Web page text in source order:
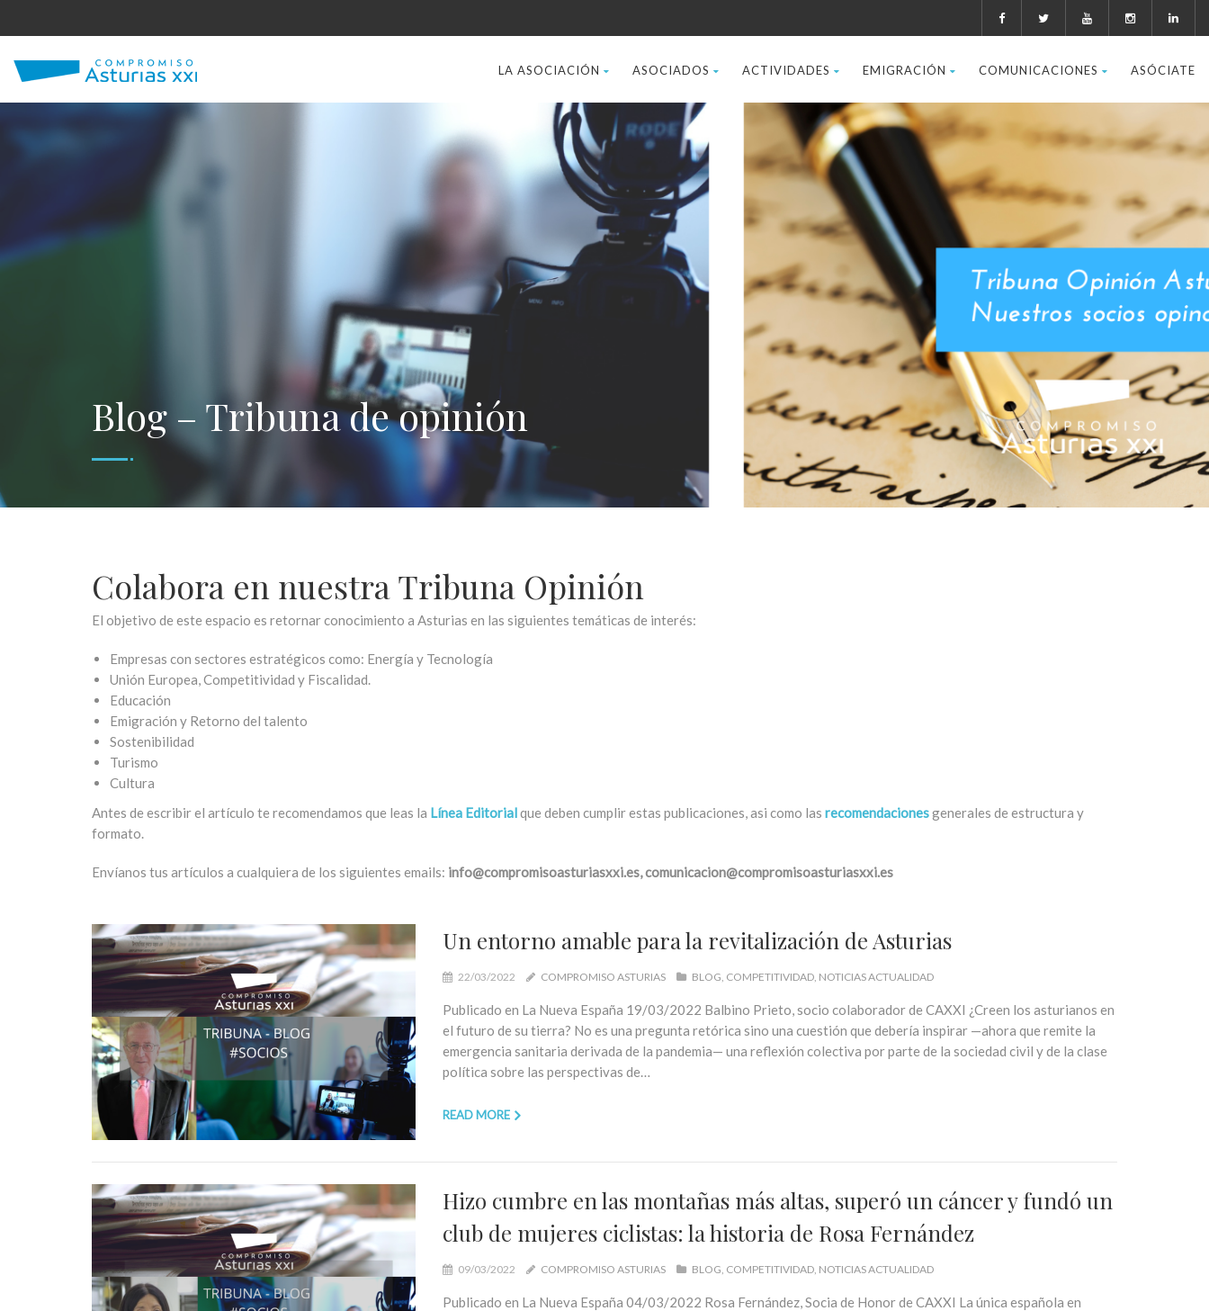
LA ASOCIACIÓN ASOCIADOS ACTIVIDADES EMIGRACIÓN COMUNICACIONES ASÓCIATE
Blog – Tribuna de opinión
Colabora en nuestra Tribuna Opinión
El objetivo de este espacio es retornar conocimiento a Asturias en las siguientes temáticas de interés:
Empresas con sectores estratégicos como: Energía y Tecnología
Unión Europea, Competitividad y Fiscalidad.
Educación
Emigración y Retorno del talento
Sostenibilidad
Turismo
Cultura
Antes de escribir el artículo te recomendamos que leas la Línea Editorialque deben cumplir estas publicaciones, asi como las recomendacionesgenerales de estructura y
formato.
Envíanos tus artículos a cualquiera de los siguientes emails: info@compromisoasturiasxxi.es,comunicacion@compromisoasturiasxxi.es
Un entorno amable para la revitalización de Asturias
22/03/2022 COMPROMISO ASTURIAS BLOG COMPETITIVIDAD NOTICIAS ACTUALIDAD
Publicado en La Nueva España 19/03/2022 Balbino Prieto, socio colaborador de CAXXI ¿Creen los asturianos en
el futuro de su tierra? No es una pregunta retórica sino una cuestión que debería inspirar —ahora que remite la
emergencia sanitaria derivada de la pandemia— una reflexión colectiva por parte de la sociedad civil y de la clase
política sobre las perspectivas de…
READ MORE
Hizo cumbre en las montañas más altas, superó un cáncer y fundó un
club de mujeres ciclistas: la historia de Rosa Fernández
09/03/2022 COMPROMISO ASTURIAS BLOG COMPETITIVIDAD NOTICIAS ACTUALIDAD
Publicado en La Nueva España 04/03/2022 Rosa Fernández, Socia de Honor de CAXXI La única española en